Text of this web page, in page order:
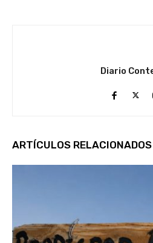
Diario
ARTÍCULOS RELACIONADOS